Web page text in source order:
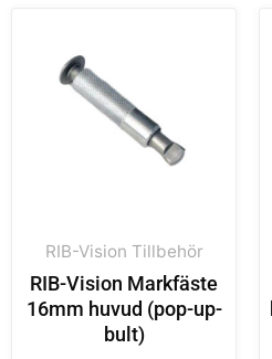
RIB-Vision Tillbehör
RIB-Vision Markfäste
16mm huvud (pop-up-
bult)